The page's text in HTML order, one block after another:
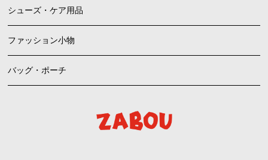
シューズ・ケア用品
ファッション小物
バッグ・ポーチ